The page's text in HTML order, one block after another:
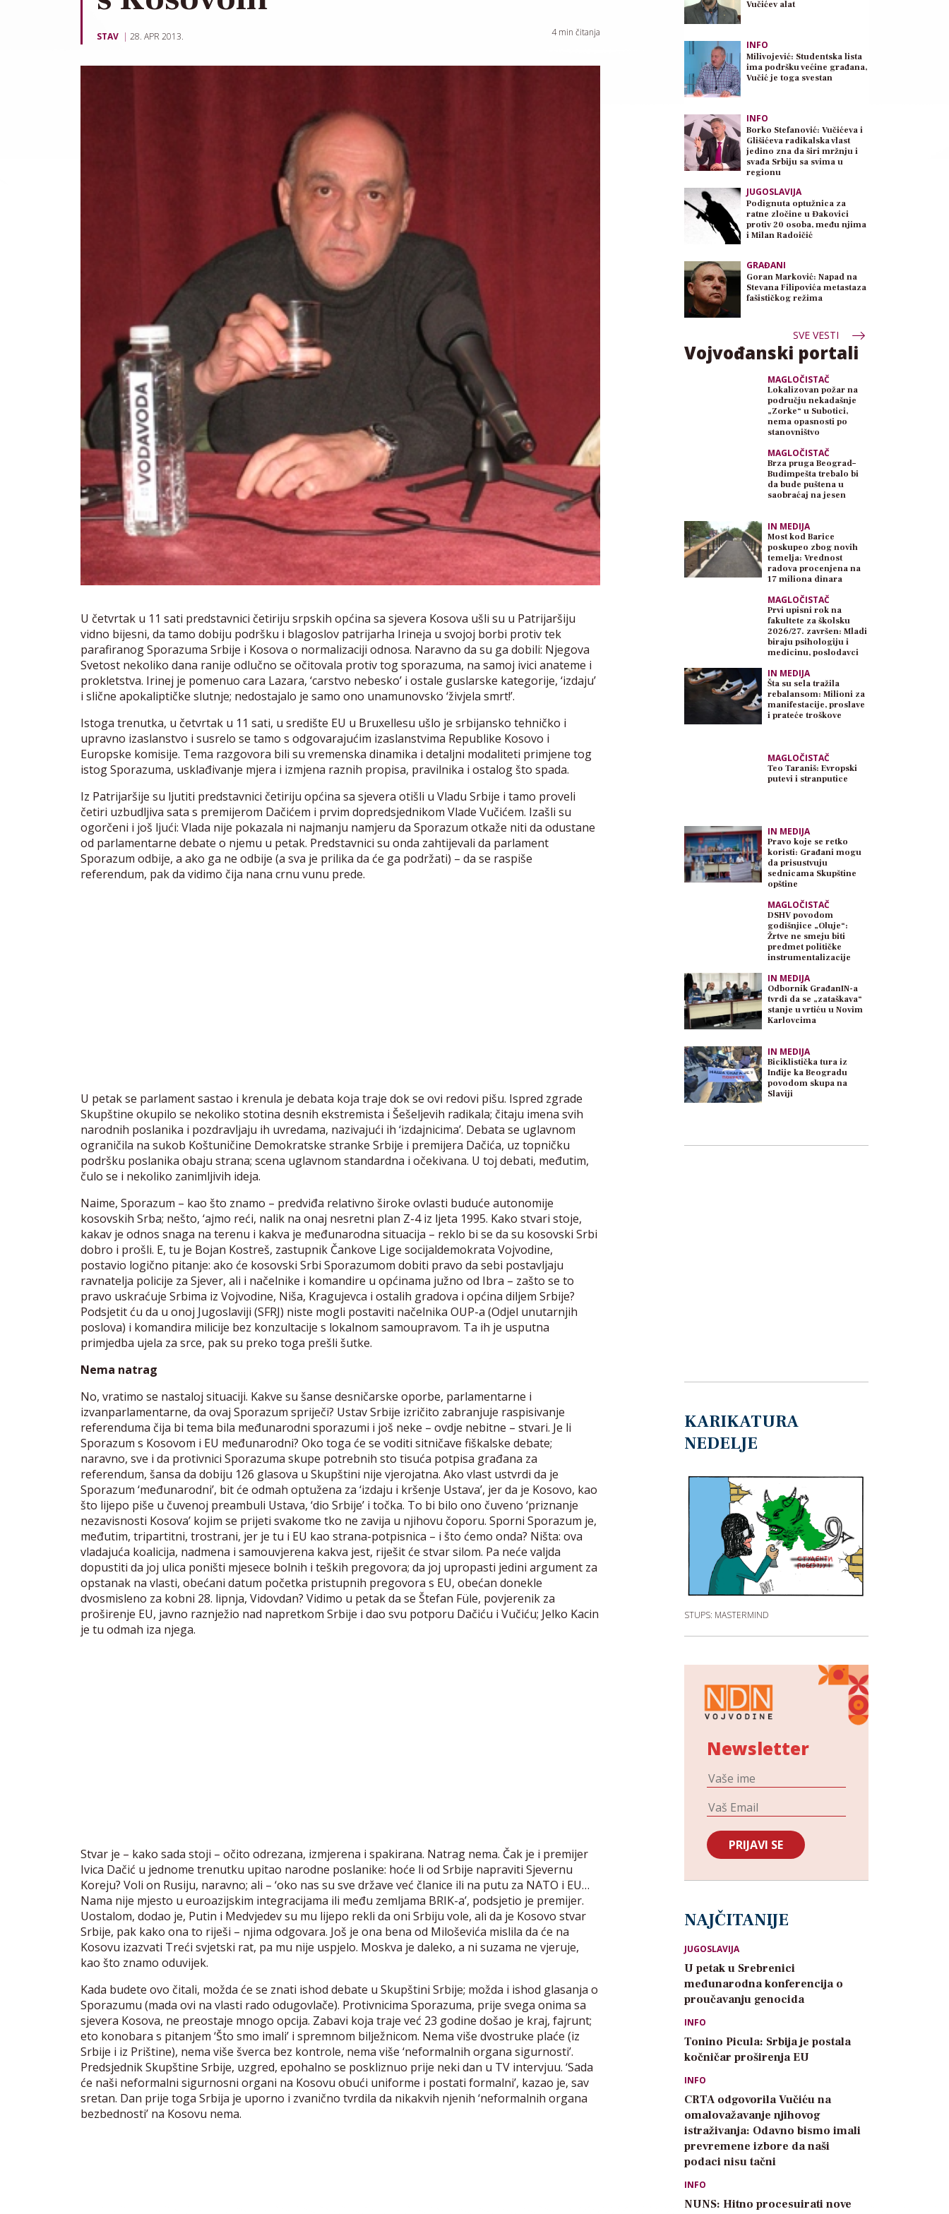
STAV 28. APR 2013. 4 min čitanja
U četvrtak u 11 sati predstavnici četiriju srpskih općina sa sjevera Kosova ušli su u Patrijaršiju
vidno bijesni, da tamo dobiju podršku i blagoslov patrijarha Irineja u svojoj borbi protiv tek
parafiranog Sporazuma Srbije i Kosova o normalizaciji odnosa. Naravno da su ga dobili: Njegova
Svetost nekoliko dana ranije odlučno se očitovala protiv tog sporazuma, na samoj ivici anateme i
prokletstva. Irinej je pomenuo cara Lazara, ‘carstvo nebesko’ i ostale guslarske kategorije, ‘izdaju’
i slične apokaliptičke slutnje; nedostajalo je samo ono unamunovsko ‘živjela smrt!’.
Istoga trenutka, u četvrtak u 11 sati, u središte EU u Bruxellesu ušlo je srbijansko tehničko i
upravno izaslanstvo i susrelo se tamo s odgovarajućim izaslanstvima Republike Kosovo i
Europske komisije. Tema razgovora bili su vremenska dinamika i detaljni modaliteti primjene tog
istog Sporazuma, usklađivanje mjera i izmjena raznih propisa, pravilnika i ostalog što spada.
Iz Patrijaršije su ljutiti predstavnici četiriju općina sa sjevera otišli u Vladu Srbije i tamo proveli
četiri uzbudljiva sata s premijerom Dačićem i prvim dopredsjednikom Vlade Vučićem. Izašli su
ogorčeni i još ljući: Vlada nije pokazala ni najmanju namjeru da Sporazum otkaže niti da odustane
od parlamentarne debate o njemu u petak. Predstavnici su onda zahtijevali da parlament
Sporazum odbije, a ako ga ne odbije (a sva je prilika da će ga podržati) – da se raspiše
referendum, pak da vidimo čija nana crnu vunu prede.
U petak se parlament sastao i krenula je debata koja traje dok se ovi redovi pišu. Ispred zgrade
Skupštine okupilo se nekoliko stotina desnih ekstremista i Šešeljevih radikala; čitaju imena svih
narodnih poslanika i pozdravljaju ih uvredama, nazivajući ih ‘izdajnicima’. Debata se uglavnom
ograničila na sukob Koštuničine Demokratske stranke Srbije i premijera Dačića, uz topničku
podršku poslanika obaju strana; scena uglavnom standardna i očekivana. U toj debati, međutim,
čulo se i nekoliko zanimljivih ideja.
Naime, Sporazum – kao što znamo – predviđa relativno široke ovlasti buduće autonomije
kosovskih Srba; nešto, ‘ajmo reći, nalik na onaj nesretni plan Z-4 iz ljeta 1995. Kako stvari stoje,
kakav je odnos snaga na terenu i kakva je međunarodna situacija – reklo bi se da su kosovski Srbi
dobro i prošli. E, tu je Bojan Kostreš, zastupnik Čankove Lige socijaldemokrata Vojvodine,
postavio logično pitanje: ako će kosovski Srbi Sporazumom dobiti pravo da sebi postavljaju
ravnatelja policije za Sjever, ali i načelnike i komandire u općinama južno od Ibra – zašto se to
pravo uskraćuje Srbima iz Vojvodine, Niša, Kragujevca i ostalih gradova i općina diljem Srbije?
Podsjetit ću da u onoj Jugoslaviji (SFRJ) niste mogli postaviti načelnika OUP-a (Odjel unutarnjih
poslova) i komandira milicije bez konzultacije s lokalnom samoupravom. Ta ih je usputna
primjedba ujela za srce, pak su preko toga prešli šutke.
Nema natrag
No, vratimo se nastaloj situaciji. Kakve su šanse desničarske oporbe, parlamentarne i
izvanparlamentarne, da ovaj Sporazum spriječi? Ustav Srbije izričito zabranjuje raspisivanje
referenduma čija bi tema bila međunarodni sporazumi i još neke – ovdje nebitne – stvari. Je li
Sporazum s Kosovom i EU međunarodni? Oko toga će se voditi sitničave fiškalske debate;
naravno, sve i da protivnici Sporazuma skupe potrebnih sto tisuća potpisa građana za
referendum, šansa da dobiju 126 glasova u Skupštini nije vjerojatna. Ako vlast ustvrdi da je
Sporazum ‘međunarodni’, bit će odmah optužena za ‘izdaju i kršenje Ustava’, jer da je Kosovo, kao
što lijepo piše u čuvenoj preambuli Ustava, ‘dio Srbije’ i točka. To bi bilo ono čuveno ‘priznanje
nezavisnosti Kosova’ kojim se prijeti svakome tko ne zavija u njihovu čoporu. Sporni Sporazum je,
međutim, tripartitni, trostrani, jer je tu i EU kao strana-potpisnica – i što ćemo onda? Ništa: ova
vladajuća koalicija, nadmena i samouvjerena kakva jest, riješit će stvar silom. Pa neće valjda
dopustiti da joj ulica poništi mjesece bolnih i teških pregovora; da joj upropasti jedini argument za
opstanak na vlasti, obećani datum početka pristupnih pregovora s EU, obećan donekle
dvosmisleno za kobni 28. lipnja, Vidovdan? Vidimo u petak da se Štefan Füle, povjerenik za
proširenje EU, javno raznježio nad napretkom Srbije i dao svu potporu Dačiću i Vučiću; Jelko Kacin
je tu odmah iza njega.
Stvar je – kako sada stoji – očito odrezana, izmjerena i spakirana. Natrag nema. Čak je i premijer
Ivica Dačić u jednome trenutku upitao narodne poslanike: hoće li od Srbije napraviti Sjevernu
Koreju? Voli on Rusiju, naravno; ali – ‘oko nas su sve države već članice ili na putu za NATO i EU…
Nama nije mjesto u euroazijskim integracijama ili među zemljama BRIK-a’, podsjetio je premijer.
Uostalom, dodao je, Putin i Medvjedev su mu lijepo rekli da oni Srbiju vole, ali da je Kosovo stvar
Srbije, pak kako ona to riješi – njima odgovara. Još je ona bena od Miloševića mislila da će na
Kosovu izazvati Treći svjetski rat, pa mu nije uspjelo. Moskva je daleko, a ni suzama ne vjeruje,
kao što znamo oduvijek.
Kada budete ovo čitali, možda će se znati ishod debate u Skupštini Srbije; možda i ishod glasanja o
Sporazumu (mada ovi na vlasti rado odugovlače). Protivnicima Sporazuma, prije svega onima sa
sjevera Kosova, ne preostaje mnogo opcija. Zabavi koja traje već 23 godine došao je kraj, fajrunt;
eto konobara s pitanjem ‘Što smo imali’ i spremnom bilježnicom. Nema više dvostruke plaće (iz
Srbije i iz Prištine), nema više šverca bez kontrole, nema više ‘neformalnih organa sigurnosti’.
Predsjednik Skupštine Srbije, uzgred, epohalno se poskliznuo prije neki dan u TV intervjuu. ‘Sada
će naši neformalni sigurnosni organi na Kosovu obući uniforme i postati formalni’, kazao je, sav
sretan. Dan prije toga Srbija je uporno i zvanično tvrdila da nikakvih njenih ‘neformalnih organa
bezbednosti’ na Kosovu nema.
Vučićev alat
INFO
Milivojević: Studentska lista
ima podršku većine građana,
Vučić je toga svestan
INFO
Borko Stefanović: Vučićeva i
Glišićeva radikalska vlast
jedino zna da širi mržnju i
svađa Srbiju sa svima u
regionu
JUGOSLAVIJA
Podignuta optužnica za
ratne zločine u Đakovici
protiv 20 osoba, među njima
i Milan Radoičić
GRAĐANI
Goran Marković: Napad na
Stevana Filipovića metastaza
fašističkog režima
SVE VESTI
Vojvođanski portali
MAGLOČISTAČ
Lokalizovan požar na
području nekadašnje
„Zorke“ u Subotici,
nema opasnosti po
stanovništvo
MAGLOČISTAČ
Brza pruga Beograd–
Budimpešta trebalo bi
da bude puštena u
saobraćaj na jesen
IN MEDIJA
Most kod Barice
poskupeo zbog novih
temelja: Vrednost
radova procenjena na
17 miliona dinara
MAGLOČISTAČ
Prvi upisni rok na
fakultete za školsku
2026/27. završen: Mladi
biraju psihologiju i
medicinu, poslodavci
IN MEDIJA
Šta su sela tražila
rebalansom: Milioni za
manifestacije, proslave
i prateće troškove
MAGLOČISTAČ
Teo Taraniš: Evropski
putevi i stranputice
IN MEDIJA
Pravo koje se retko
koristi: Građani mogu
da prisustvuju
sednicama Skupštine
opštine
MAGLOČISTAČ
DSHV povodom
godišnjice „Oluje“:
Žrtve ne smeju biti
predmet političke
instrumentalizacije
IN MEDIJA
Odbornik GrađanIN-a
tvrdi da se „zataškava“
stanje u vrtiću u Novim
Karlovcima
IN MEDIJA
Biciklistička tura iz
Inđije ka Beogradu
povodom skupa na
Slaviji
KARIKATURA
NEDELJE
STUPS: MASTERMIND
Newsletter
NAJČITANIJE
JUGOSLAVIJA
U petak u Srebrenici
međunarodna konferencija o
proučavanju genocida
INFO
Tonino Picula: Srbija je postala
kočničar proširenja EU
INFO
CRTA odgovorila Vučiću na
omalovažavanje njihovog
istraživanja: Odavno bismo imali
prevremene izbore da naši
podaci nisu tačni
INFO
NUNS: Hitno procesuirati nove